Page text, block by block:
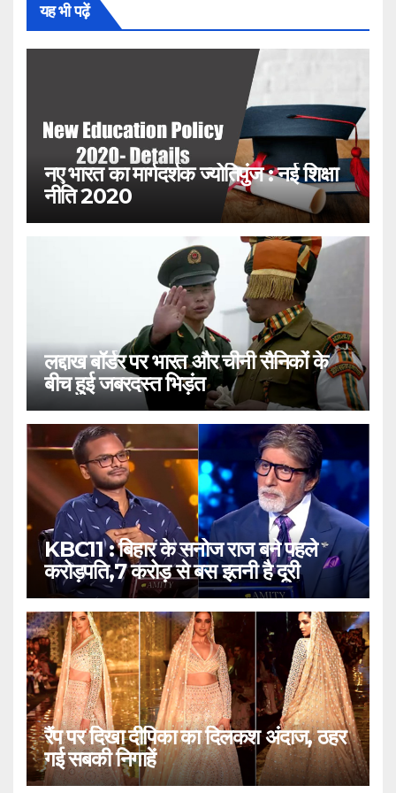
यह भी पढ़ें
नए भारत का मार्गदर्शक ज्योतिपुंज : नई शिक्षा
नीति 2020
लद्दाख बॉर्डर पर भारत और चीनी सैनिकों के
बीच हुई जबरदस्त भिड़ंत
KBC11 : बिहार के सनोज राज बने पहले
करोड़पति,7 करोड़ से बस इतनी है दूरी
रैंप पर दिखा दीपिका का दिलकश अंदाज, ठहर
गई सबकी निगाहें